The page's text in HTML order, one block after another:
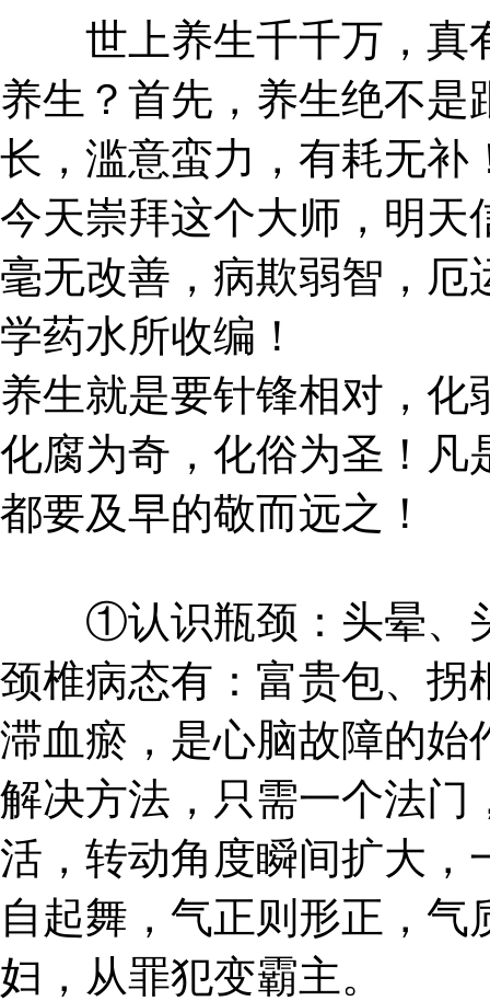
世上养生千千万，真
养生？首先，养生绝不
长，滥意蛮力，有耗无补
今天崇拜这个大师，明天
毫无改善，病欺弱智，厄
学药水所收编！
养生就是要针锋相对，
化腐为奇，化俗为圣！凡
都要及早的敬而远之！
①认识瓶颈：头晕、头
颈椎病态有：富贵包、拐
滞血瘀，是心脑故障的始
解决方法，只需一个法门
活，转动角度瞬间扩大，
自起舞，气正则形正，
妇，从罪犯变霸主。